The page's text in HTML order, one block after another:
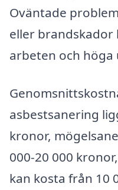
Oväntade
eller
arbeten och höga
asbestsanering
kronor,
000-20 000
kan kosta från 10